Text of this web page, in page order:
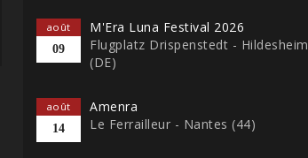
août
09
M'Era Luna Festival 2026
Flugplatz Drispenstedt - Hildesheim
(DE)
août
14
Amenra
Le Ferrailleur - Nantes (44)